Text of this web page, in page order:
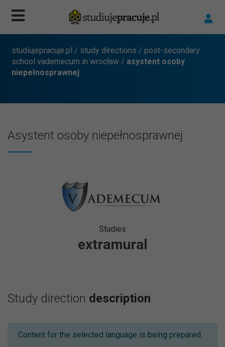
studiujepracuje.pl / study directions / post-secondary
school vademecum in wrocław / asystent osoby
niepełnosprawnej
Asystent osoby niepełnosprawnej
Studies
extramural
Study direction description
Content for the selected language is being prepared